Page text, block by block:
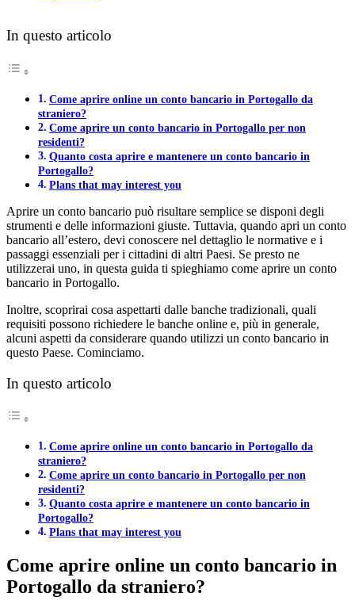
In questo articolo
Come aprire online un conto bancario in Portogallo da
straniero?
Come aprire un conto bancario in Portogallo per non
residenti?
Quanto costa aprire e mantenere un conto bancario in
Portogallo?
Plans that may interest you
Aprire un conto bancario può risultare semplice se disponi degli
strumenti e delle informazioni giuste. Tuttavia, quando apri un conto
bancario all’estero, devi conoscere nel dettaglio le normative e i
passaggi essenziali per i cittadini di altri Paesi. Se presto ne
utilizzerai uno, in questa guida ti spieghiamo come aprire un conto
bancario in Portogallo.
Inoltre, scoprirai cosa aspettarti dalle banche tradizionali, quali
requisiti possono richiedere le banche online e, più in generale,
alcuni aspetti da considerare quando utilizzi un conto bancario in
questo Paese. Cominciamo.
In questo articolo
Come aprire online un conto bancario in Portogallo da
straniero?
Come aprire un conto bancario in Portogallo per non
residenti?
Quanto costa aprire e mantenere un conto bancario in
Portogallo?
Plans that may interest you
Come aprire online un conto bancario in
Portogallo da straniero?